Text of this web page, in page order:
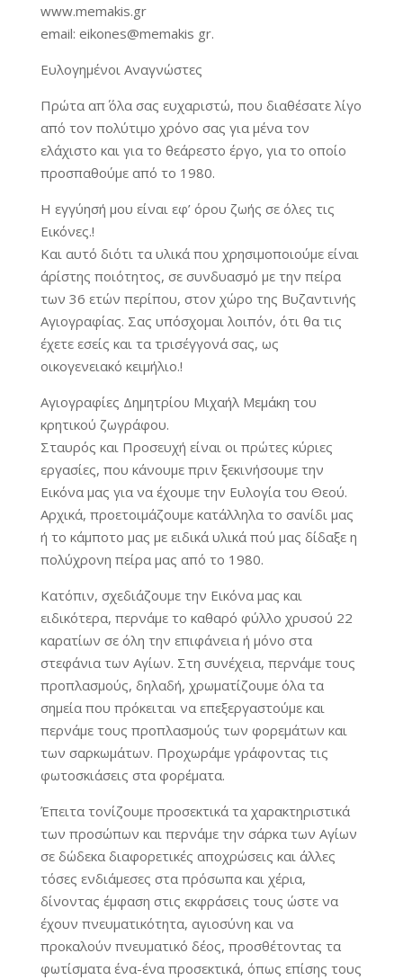
www.memakis.gr
email: eikones@memakis gr.
Ευλογημένοι Αναγνώστες
Πρώτα απ΄ όλα σας ευχαριστώ, που διαθέσατε λίγο
από τον πολύτιμο χρόνο σας για μένα τον
ελάχιστο και για το θεάρεστο έργο, για το οποίο
προσπαθούμε από το 1980.
Η εγγύησή μου είναι εφ’ όρου ζωής σε όλες τις
Εικόνες.!
Και αυτό διότι τα υλικά που χρησιμοποιούμε είναι
άρίστης ποιότητος, σε συνδυασμό με την πείρα
των 36 ετών περίπου, στον χώρο της Βυζαντινής
Αγιογραφίας. Σας υπόσχομαι λοιπόν, ότι θα τις
έχετε εσείς και τα τρισέγγονά σας, ως
οικογενειακό κειμήλιο.!
Αγιογραφίες Δημητρίου Μιχαήλ Μεμάκη του
κρητικού ζωγράφου.
Σταυρός και Προσευχή είναι οι πρώτες κύριες
εργασίες, που κάνουμε πριν ξεκινήσουμε την
Εικόνα μας για να έχουμε την Ευλογία του Θεού.
Αρχικά, προετοιμάζουμε κατάλληλα το σανίδι μας
ή το κάμποτο μας με ειδικά υλικά πού μας δίδαξε η
πολύχρονη πείρα μας από το 1980.
Κατόπιν, σχεδιάζουμε την Εικόνα μας και
ειδικότερα, περνάμε το καθαρό φύλλο χρυσού 22
καρατίων σε όλη την επιφάνεια ή μόνο στα
στεφάνια των Αγίων. Στη συνέχεια, περνάμε τους
προπλασμούς, δηλαδή, χρωματίζουμε όλα τα
σημεία που πρόκειται να επεξεργαστούμε και
περνάμε τους προπλασμούς των φορεμάτων και
των σαρκωμάτων. Προχωράμε γράφοντας τις
φωτοσκιάσεις στα φορέματα.
Έπειτα τονίζουμε προσεκτικά τα χαρακτηριστικά
των προσώπων και περνάμε την σάρκα των Αγίων
σε δώδεκα διαφορετικές αποχρώσεις και άλλες
τόσες ενδιάμεσες στα πρόσωπα και χέρια,
δίνοντας έμφαση στις εκφράσεις τους ώστε να
έχουν πνευματικότητα, αγιοσύνη και να
προκαλούν πνευματικό δέος, προσθέτοντας τα
φωτίσματα ένα-ένα προσεκτικά, όπως επίσης τους